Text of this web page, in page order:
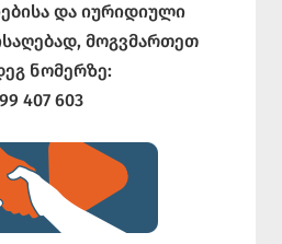
და იურიდიული
მოგვმართეთ
ნომერზე:
407 603